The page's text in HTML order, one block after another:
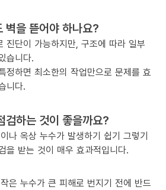
벽을 뜯어야 하나요?
진단이 가능하지만, 구조에 따라 일부
습니다.
정하면 최소한의 작업만으로 문제를 효
니다.
검하는 것이 좋을까요?
나 옥상 누수가 발생하기 쉽기 그렇기
을 받는 것이 매우 효과적입니다.
은 누수가 큰 피해로 번지기 전에 반드